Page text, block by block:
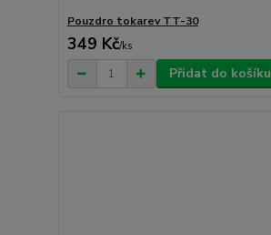
Pouzdro tokarev TT-30
349 Kč/ks
Přidat do košíku